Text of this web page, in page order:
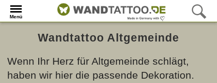
Menü
Wandtattoo Altgemeinde
Wenn Ihr Herz für Altgemeinde schlägt,
haben wir hier die passende Dekoration.